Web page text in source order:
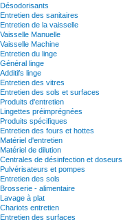
Désodorisants
Entretien des sanitaires
Entretien de la vaisselle
Vaisselle Manuelle
Vaisselle Machine
Entretien du linge
Général linge
Additifs linge
Entretien des vitres
Entretien des sols et surfaces
Produits d'entretien
Lingettes préimprégnées
Produits spécifiques
Entretien des fours et hottes
Matériel d'entretien
Matériel de dilution
Centrales de désinfection et doseurs
Pulvérisateurs et pompes
Entretien des sols
Brosserie - alimentaire
Lavage à plat
Chariots entretien
Entretien des surfaces